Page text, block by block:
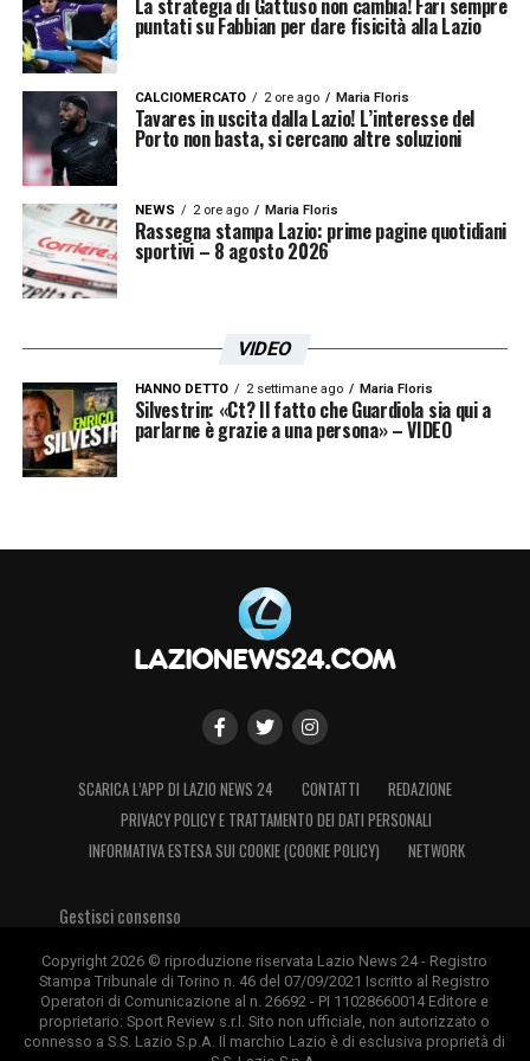
capacità del ragazzo di aggredire gli spazi e
di sacrificarsi in fase di non possesso si
sposa a meraviglia con il credo calcistico
dell’allenatore calabrese, pronto a
valorizzarlo nel campionato italiano.
La strategia della Lazio per Luka
Stojkovic
anticipare la folta concorrenza
internazionale ed evitare che il prezzo del
cartellino possa lievitare ulteriormente. La
trattativa per portare Luka Stojkovic a
sondaggi ci sono, con la speranza di trovare
la fumata bianca e blindare il
La strategia di Gattuso non cambia! Fari sempre
puntati su Fabbian per dare fisicità alla Lazio
CALCIOMERCATO 2 ore ago Maria Floris
Tavares in uscita dalla Lazio! L’interesse del
Porto non basta, si cercano altre soluzioni
NEWS 2 ore ago Maria Floris
Rassegna stampa Lazio: prime pagine quotidiani
sportivi – 8 agosto 2026
VIDEO
HANNO DETTO 2 settimane ago Maria Floris
Silvestrin: «Ct? Il fatto che Guardiola sia qui a
parlarne è grazie a una persona» – VIDEO
SCARICA L’APP DI LAZIO NEWS 24 CONTATTI
REDAZIONE
PRIVACY POLICY E TRATTAMENTO DEI DATI PERSONALI
INFORMATIVA ESTESA SUI COOKIE (COOKIE POLICY)
NETWORK
Gestisci consenso
Copyright 2026 © riproduzione riservata Lazio News 24 - Registro
Stampa Tribunale di Torino n. 46 del 07/09/2021 Iscritto al Registro
Operatori di Comunicazione al n. 26692 - PI 11028660014 Editore e
proprietario: Sport Review s.r.l. Sito non ufficiale, non autorizzato o
connesso a S.S. Lazio S.p.A. Il marchio Lazio è di esclusiva proprietà di